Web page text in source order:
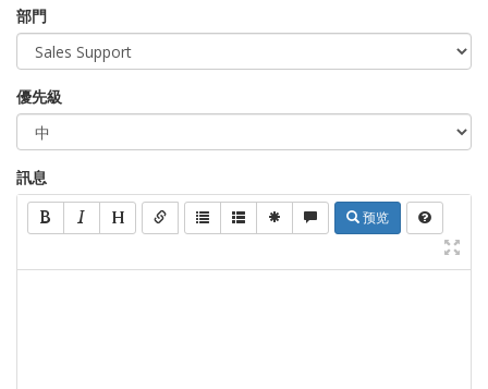
部門
優先級
訊息
预览